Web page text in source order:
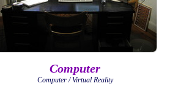
Computer
Computer / Virtual Reality